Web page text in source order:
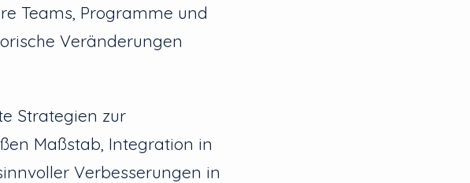
Teams, Programme und
Veränderungen
Strategien zur
Maßstab, Integration in
Verbesserungen in